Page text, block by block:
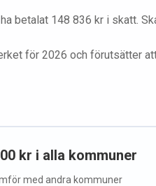
betalat 148 836 kr i skatt.
för 2026 och förutsätter
kr i alla kommuner
med andra kommuner